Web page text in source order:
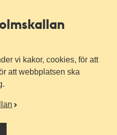
vi kakor, cookies, för att
att webbplatsen ska